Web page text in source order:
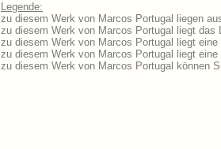
Legende:
zu diesem Werk von Marcos Portugal liegen
zu diesem Werk von Marcos Portugal liegt das
zu diesem Werk von Marcos Portugal liegt
zu diesem Werk von Marcos Portugal liegt
zu diesem Werk von Marcos Portugal können